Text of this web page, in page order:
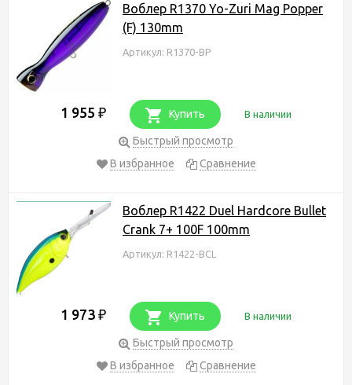
Воблер R1370 Yo-Zuri Mag Popper
(F) 130mm
Артикул: R1370-BP
1 955 ₽ Купить В наличии
Быстрый просмотр
В избранное
Сравнение
Воблер R1422 Duel Hardcore Bullet
Crank 7+ 100F 100mm
Артикул: R1422-BCL
1 973 ₽ Купить В наличии
Быстрый просмотр
В избранное
Сравнение